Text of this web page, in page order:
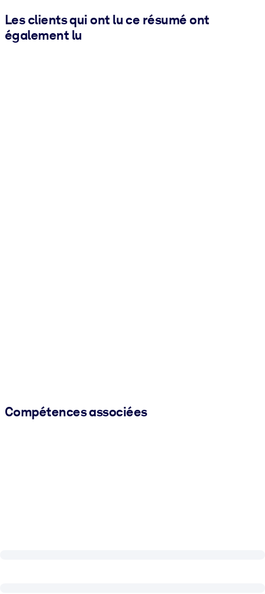
Les clients qui ont lu ce résumé ont
également lu
Compétences associées